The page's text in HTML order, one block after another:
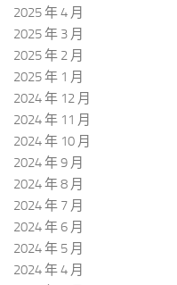
2025 年 4 月
2025 年 3 月
2025 年 2 月
2025 年 1 月
2024 年 12 月
2024 年 11 月
2024 年 10 月
2024 年 9 月
2024 年 8 月
2024 年 7 月
2024 年 6 月
2024 年 5 月
2024 年 4 月